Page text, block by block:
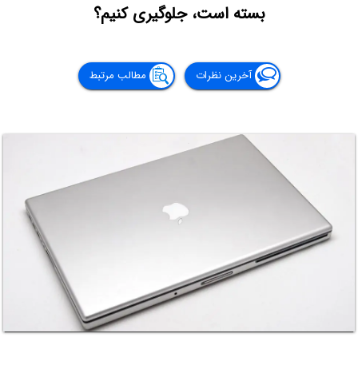
بسته است، جلوگیری کنیم؟
آخرین نظرات مطالب مرتبط